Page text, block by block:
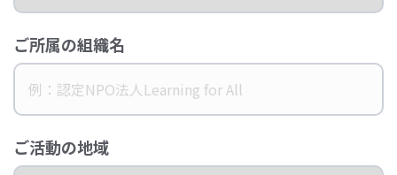
ご所属の組織名
ご活動の地域